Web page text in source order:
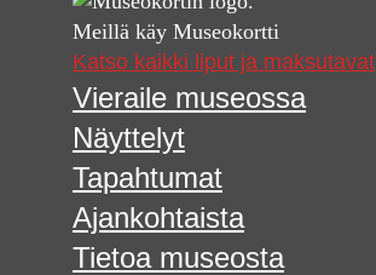
Meillä käy Museokortti
Katso kaikki liput ja maksutavat
Vieraile museossa
Näyttelyt
Tapahtumat
Ajankohtaista
Tietoa museosta